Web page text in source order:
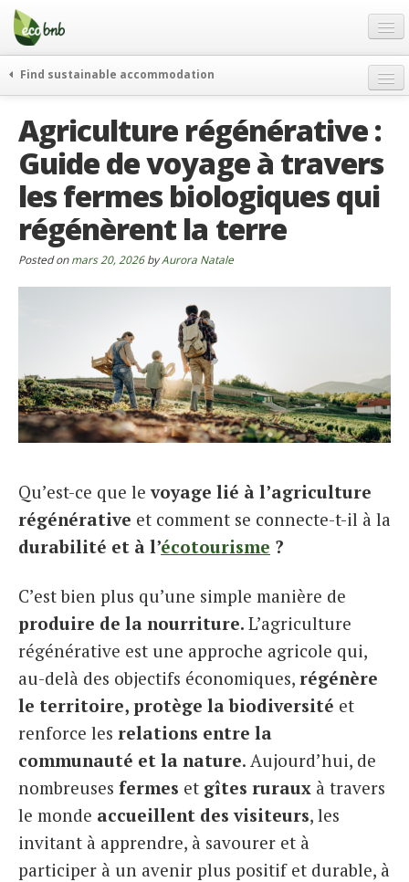
Menu
Skip
content
Offres Spéciales
FAQ
À propos
Partenaires
Contacts
French
French
Italiano
Find sustainable accommodation
Agriculture régénérative :
Guide de voyage à travers
les fermes biologiques qui
régénèrent la terre
Posted onmars 20, 2026byAurora Natale
Qu’est-ce que levoyage lié à l’agriculture
régénérative et comment se connecte-t-il à la
durabilité et à l’écotourisme ?
C’est bien plus qu’une simple manière de
produire de la nourriture. L’agriculture
régénérative est une approche agricole qui,
au-delà des objectifs économiques, régénère
le territoire, protège la biodiversité et
renforce les relations entre la
communauté et la nature. Aujourd’hui, de
nombreuses fermes et gîtes ruraux à travers
le monde accueillent des visiteurs, les
invitant à apprendre, à savourer et à
participer à un avenir plus positif et durable, à